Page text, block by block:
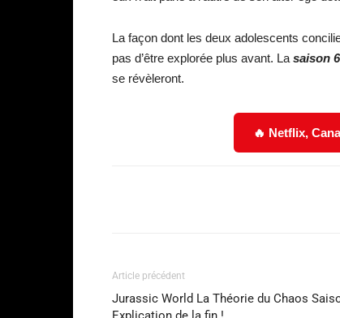
La façon dont les deux adolescents
pas d’être explorée plus avant. La saison
se révèleront.
🔥 Netflix,
Article précédent
Jurassic World La Théorie du Chaos